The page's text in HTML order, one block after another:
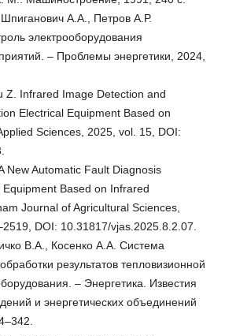
А.А., Петров А.Р.
электрооборудования
– Проблемы энергетики, 2024,
Z. Infrared Image Detection and
Electrical Equipment Based on
Sciences, 2025, vol. 15, DOI:
New Automatic Fault Diagnosis
Based on Infrared
Journal of Agricultural Sciences,
DOI: 10.31817/vjas.2025.8.2.07.
В.А., Косенко А.А. Система
результатов тепловизионной
– Энергетика. Известия
и энергетических объединений